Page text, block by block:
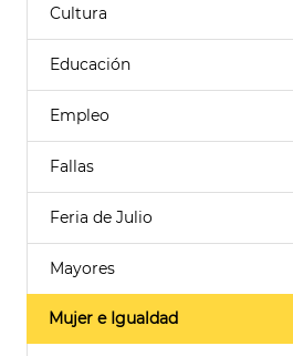
Cultura
Educación
Empleo
Fallas
Feria de Julio
Mayores
Mujer e Igualdad